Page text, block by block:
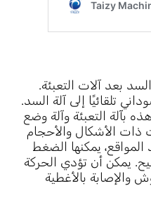
بعد آلات التعبئة.
تلقائيًا إلى آلة السد.
بآلة التعبئة وآلة وضع
ذات الأشكال والأحجام
يمكنها الضغط
يمكن أن تؤدي الحركة
والإصابة بالأغطية